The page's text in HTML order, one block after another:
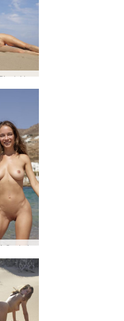
Natalia Bir plaj teşhircisi #2
Natalia A Santorini deniz tanrıçası #18